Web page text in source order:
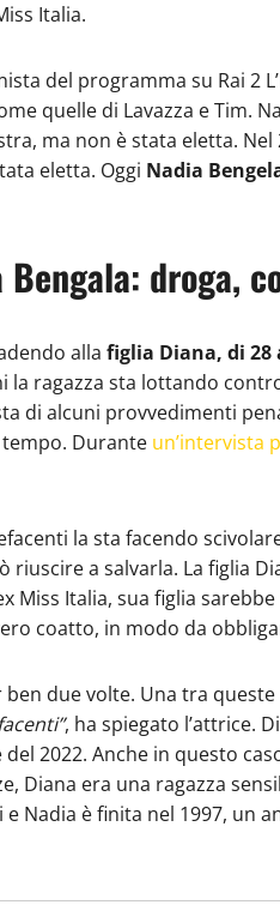
Italia.
del programma su Rai 2
quelle di Lavazza e Tim.
ma non è stata eletta.
eletta. Oggi Nadia
droga,
alla figlia Diana, di 28
la ragazza sta lottando
di alcuni provvedimenti
Durante un’intervista
la sta facendo
riuscire a salvarla. La figlia
Miss Italia, sua figlia
coatto, in modo da
due volte. Una tra
, ha spiegato l’attrice.
2022. Anche in questo
Diana era una ragazza
e Nadia è finita nel 1997, un